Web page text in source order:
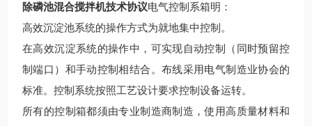
除磷池混合搅拌机技术协议电气控制系箱明：
高效沉淀池系统的操作方式为就地集中控制。
在高效沉淀系统的操作中，可实现自动控制（同时预留控
制端口）和手动控制相结合。布线采用电气制造业协会的
标准。控制系统按照工艺设计要求控制设备运转。
所有的控制箱都须由专业制造商制造，使用高质量材料和